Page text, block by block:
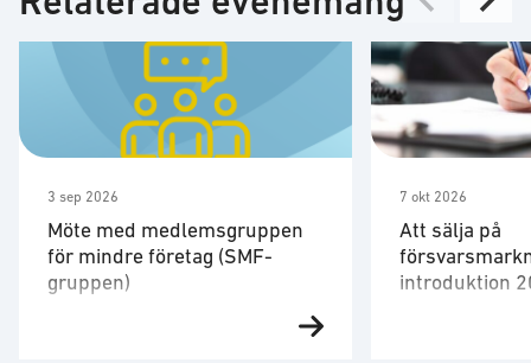
3 sep 2026
Möte med medlemsgruppen
för mindre företag (SMF-
gruppen)
7 okt 2026
Att sälja på
introduktion